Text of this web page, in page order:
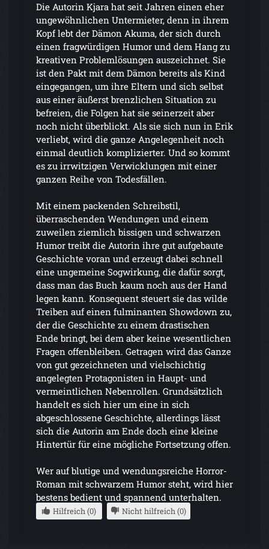
Die Autorin Kjara hat seit Jahren einen eher
ungewöhnlichen Untermieter, denn in ihrem
Kopf lebt der Dämon Akuma, der sich durch
einen fragwürdigen Humor und dem Hang zu
kreativen Problemlösungen auszeichnet. Sie
ist den Pakt mit dem Dämon bereits als Kind
eingegangen, um ihre Eltern und sich selbst
aus einer äußerst brenzlichen Situation zu
befreien, die Folgen hat sie seinerzeit aber
noch nicht überblickt. Als sie sich nun in Erik
verliebt, wird die ganze Angelegenheit noch
einmal deutlich komplizierter. Und so kommt
es zu irrwitzigen Verwicklungen mit einer
ganzen Reihe von Todesfällen.
Mit einem packenden Schreibstil,
überraschenden Wendungen und einem
zuweilen ziemlich bissigen und schwarzen
Humor treibt die Autorin ihre gut aufgebaute
Geschichte voran und erzeugt dabei schnell
eine ungemeine Sogwirkung, die dafür sorgt,
dass man das Buch kaum noch aus der Hand
legen kann. Konsequent steuert sie das wilde
Treiben auf einen fulminanten Showdown zu,
der die Geschichte zu einem drastischen
Ende bringt, bei dem aber keine wesentlichen
Fragen offenbleiben. Getragen wird das Ganze
von gut gezeichneten und vielschichtig
angelegten Protagonisten in Haupt- und
vermeintlichen Nebenrollen. Grundsätzlich
handelt es sich hier um eine in sich
abgeschlossene Geschichte, allerdings lässt
sich die Autorin am Ende doch eine kleine
Hintertür für eine mögliche Fortsetzung offen.
Wer auf blutige und wendungsreiche Horror-
Roman mit schwarzem Humor steht, wird hier
bestens bedient und spannend unterhalten.
Hilfreich (0) Nicht hilfreich (0)